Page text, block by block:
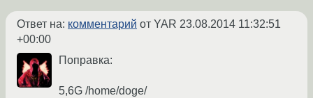
Ответ на: комментарий от YAR 23.08.2014 11:32:51
+00:00
Поправка:
5,6G /home/doge/